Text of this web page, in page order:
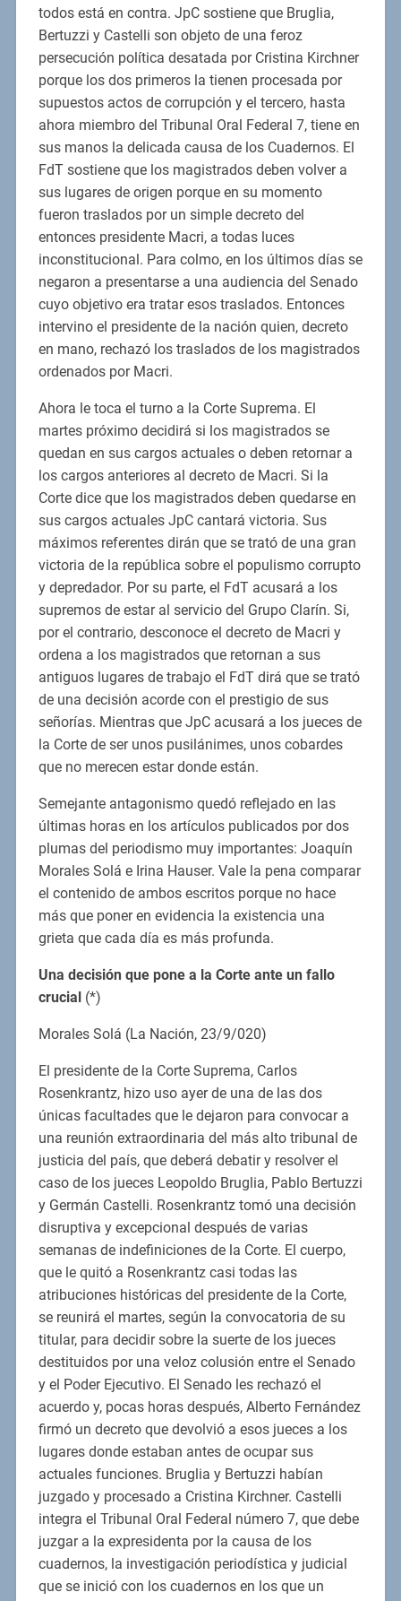
todos está en contra. JpC sostiene que Bruglia,
Bertuzzi y Castelli son objeto de una feroz
persecución política desatada por Cristina Kirchner
porque los dos primeros la tienen procesada por
supuestos actos de corrupción y el tercero, hasta
ahora miembro del Tribunal Oral Federal 7, tiene en
sus manos la delicada causa de los Cuadernos. El
FdT sostiene que los magistrados deben volver a
sus lugares de origen porque en su momento
fueron traslados por un simple decreto del
entonces presidente Macri, a todas luces
inconstitucional. Para colmo, en los últimos días se
negaron a presentarse a una audiencia del Senado
cuyo objetivo era tratar esos traslados. Entonces
intervino el presidente de la nación quien, decreto
en mano, rechazó los traslados de los magistrados
ordenados por Macri.
Ahora le toca el turno a la Corte Suprema. El
martes próximo decidirá si los magistrados se
quedan en sus cargos actuales o deben retornar a
los cargos anteriores al decreto de Macri. Si la
Corte dice que los magistrados deben quedarse en
sus cargos actuales JpC cantará victoria. Sus
máximos referentes dirán que se trató de una gran
victoria de la república sobre el populismo corrupto
y depredador. Por su parte, el FdT acusará a los
supremos de estar al servicio del Grupo Clarín. Si,
por el contrario, desconoce el decreto de Macri y
ordena a los magistrados que retornan a sus
antiguos lugares de trabajo el FdT dirá que se trató
de una decisión acorde con el prestigio de sus
señorías. Mientras que JpC acusará a los jueces de
la Corte de ser unos pusilánimes, unos cobardes
que no merecen estar donde están.
Semejante antagonismo quedó reflejado en las
últimas horas en los artículos publicados por dos
plumas del periodismo muy importantes: Joaquín
Morales Solá e Irina Hauser. Vale la pena comparar
el contenido de ambos escritos porque no hace
más que poner en evidencia la existencia una
grieta que cada día es más profunda.
Una decisión que pone a la Corte ante un fallo
crucial(*)
Morales Solá (La Nación, 23/9/020)
El presidente de la Corte Suprema, Carlos
Rosenkrantz, hizo uso ayer de una de las dos
únicas facultades que le dejaron para convocar a
una reunión extraordinaria del más alto tribunal de
justicia del país, que deberá debatir y resolver el
caso de los jueces Leopoldo Bruglia, Pablo Bertuzzi
y Germán Castelli. Rosenkrantz tomó una decisión
disruptiva y excepcional después de varias
semanas de indefiniciones de la Corte. El cuerpo,
que le quitó a Rosenkrantz casi todas las
atribuciones históricas del presidente de la Corte,
se reunirá el martes, según la convocatoria de su
titular, para decidir sobre la suerte de los jueces
destituidos por una veloz colusión entre el Senado
y el Poder Ejecutivo. El Senado les rechazó el
acuerdo y, pocas horas después, Alberto Fernández
firmó un decreto que devolvió a esos jueces a los
lugares donde estaban antes de ocupar sus
actuales funciones. Bruglia y Bertuzzi habían
juzgado y procesado a Cristina Kirchner. Castelli
integra el Tribunal Oral Federal número 7, que debe
juzgar a la expresidenta por la causa de los
cuadernos, la investigación periodística y judicial
que se inició con los cuadernos en los que un